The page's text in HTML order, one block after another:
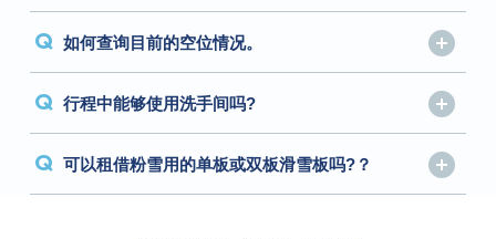
Q 如何查询目前的空位情况。
Q 行程中能够使用洗手间吗?
Q 可以租借粉雪用的单板或双板滑雪板吗?？